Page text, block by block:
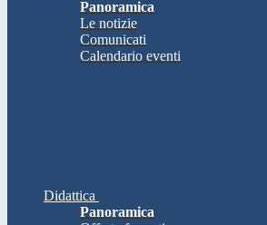
Panoramica
Le notizie
Comunicati
Calendario eventi
Didattica
Panoramica